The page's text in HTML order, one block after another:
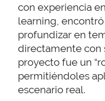
con experiencia
learning,
profundizar en
directamente con
proyecto fue un
permitiéndoles
escenario real.